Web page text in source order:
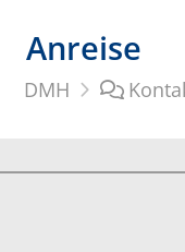
Anreise
DMH